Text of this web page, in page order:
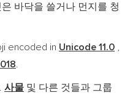
바닥을 쓸거나 먼지를 청
encoded in Unicode 11.0 ,
.
사물 및 다른 것들과 그룹